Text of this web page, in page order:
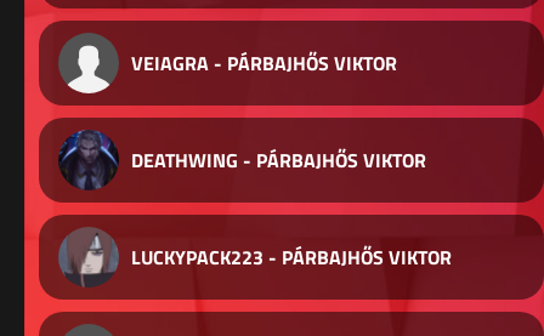
VEIAGRA - PÁRBAJHŐS VIKTOR
DEATHWING - PÁRBAJHŐS VIKTOR
LUCKYPACK223 - PÁRBAJHŐS VIKTOR